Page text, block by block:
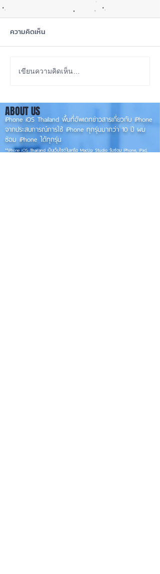
สุขภาพแบตลด เครื่องปกติ
ความคิดเห็น
เขียนความคิดเห็น…
iPhone iOS Thailand พื้นที่อัพเดทข่าวสารเกี่ยวกับ iPhone
จากประสบการณ์การใช้ iPhone ทุกรุ่นมากว่า 10 ปี ผม
ซ่อม iPhone ได้ทุกรุ่น
**iPhone iOSThailand เป็นเว็บไซต์ในเครือ MacUp Studio รับซ่อม iPhone, iPad,
ABOUT US